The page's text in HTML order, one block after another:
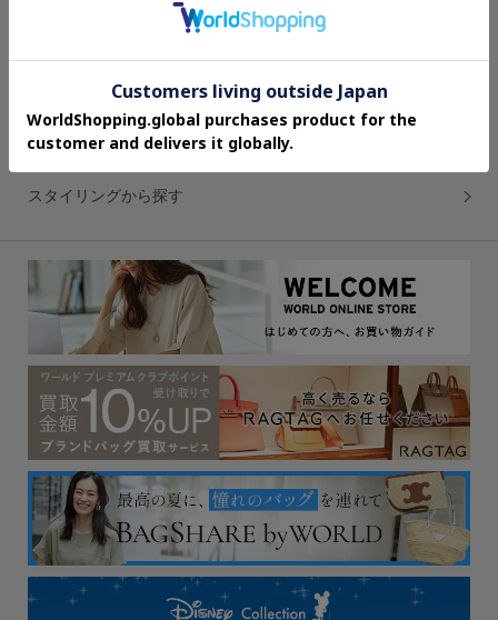
ブランドから探す
お気に入りブランドから探す
スタイリングから探す